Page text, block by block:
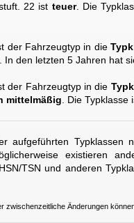
22 ist teuer. Die
der Fahrzeugtyp in die
. In den letzten 5 Jahren hat
der Fahrzeugtyp in die
mittelmäßig. Die Typklasse
aufgeführten Typklassen
existieren
TSN und anderen
zwischenzeitliche Änderungen